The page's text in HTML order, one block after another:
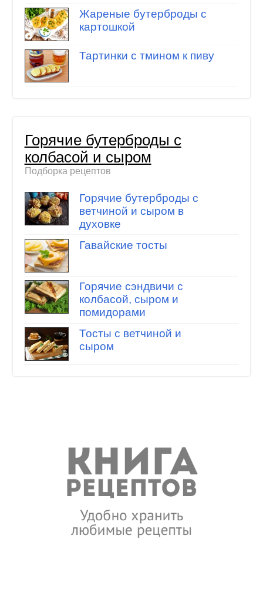
Жареные бутерброды с
картошкой
Тартинки с тмином к пиву
Горячие бутерброды с
колбасой и сыром
Подборка рецептов
Горячие бутерброды с
ветчиной и сыром в
духовке
Гавайские тосты
Горячие сэндвичи с
колбасой, сыром и
помидорами
Тосты с ветчиной и
сыром